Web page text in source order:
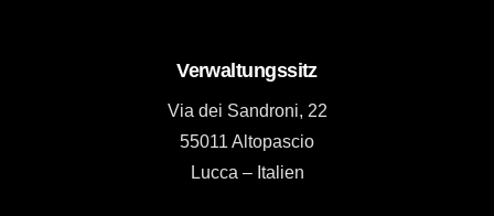
Verwaltungssitz
Via dei Sandroni, 22
55011 Altopascio
Lucca – Italien